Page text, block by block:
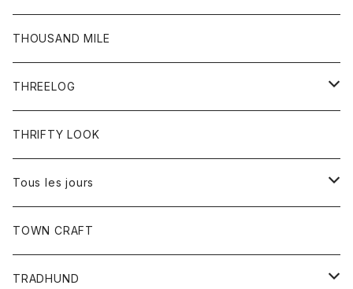
ワンピース
コート
ジーンズ
ショートパンツ
トップス
Tシャツ
THOUSAND MILE
THREELOG
トップス
Tシャツ
THRIFTY LOOK
Tous les jours
トップス
レディース
TOWN CRAFT
TRADHUND